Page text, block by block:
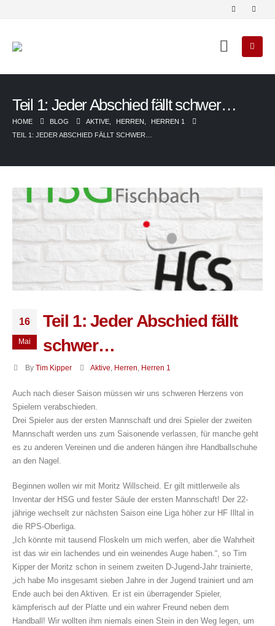
Teil 1: Jeder Abschied fällt schwer…
HOME BLOG AKTIVE HERREN
HERREN 1
TEIL 1: JEDER ABSCHIED FÄLLT SCHWER…
16
Mai
Teil 1: Jeder Abschied fällt
schwer…
By Tim Kipper Aktive Herren Herren 1
Auch nach dieser Saison müssen wir uns schweren Herzens von
Spielern verabschieden.
Drei Spieler aus der ersten Mannschaft und drei Spieler der zweiten
Mannschaft werden uns zum Saisonende verlassen, für manche geht
es zu anderen Vereinen und die anderen hängen ihre Handballschuhe
an den Nagel.
Beginnen wollen wir mit Moritz Willscheid. Er gilt mittlerweile als
Inventar der HSG und fester Säule der ersten Mannschaft! Der 22-
jährige wechselt zur nächsten Saison eine Liga höher zur HF Illtal in
die RPS-Oberliga.
„Ich könnte mit tausend Floskeln um mich werfen, aber die Wahrheit
ist das wir ein lachendes und ein weinendes Auge haben.“, so Tim
Kipper der Moritz schon in seinem zweiten D-Jugend-Jahr trainierte,
„ich habe Mo insgesamt sieben Jahre in der Jugend trainiert und am
Ende auch bei den Aktiven. Er ist ein überragender Spieler,
kämpferisch auf der Platte und ein wahrer Freund neben dem
Handball! Wir wollten ihm niemals einen Stein in den Weg legen, um